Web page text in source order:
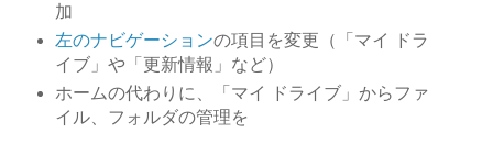
加
左のナビゲーションの項目を変更（「マイ ドラ
イブ」や「更新情報」など）
ホームの代わりに、「マイ ドライブ」からファ
イル、フォルダの管理を